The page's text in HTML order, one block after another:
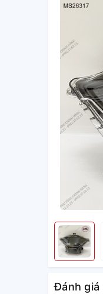
Đánh giá